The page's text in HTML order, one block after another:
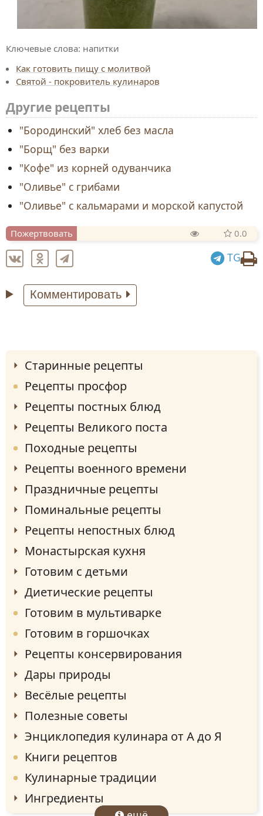
Ключевые слова: напитки
Как готовить пищу с молитвой
Святой - покровитель кулинаров
Другие рецепты
"Бородинский" хлеб без масла
"Борщ" без варки
"Кофе" из корней одуванчика
"Оливье" с грибами
"Оливье" с кальмарами и морской капустой
Пожертвовать 0.0
TG
Комментировать
Старинные рецепты
Рецепты просфор
Рецепты постных блюд
Рецепты Великого поста
Походные рецепты
Рецепты военного времени
Праздничные рецепты
Поминальные рецепты
Рецепты непостных блюд
Монастырская кухня
Готовим с детьми
Диетические рецепты
Готовим в мультиварке
Готовим в горшочках
Рецепты консервирования
Дары природы
Весёлые рецепты
Полезные советы
Энциклопедия кулинара от А до Я
Книги рецептов
Кулинарные традиции
Ингредиенты